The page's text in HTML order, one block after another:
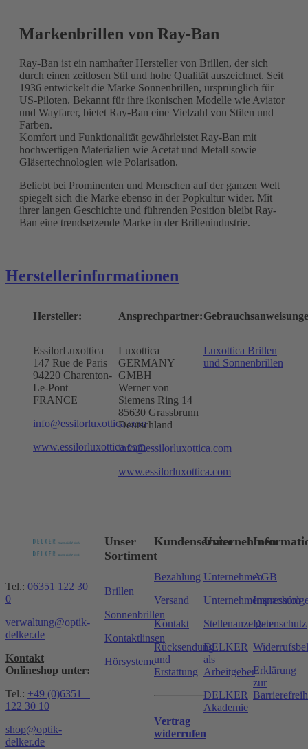
Markenbrillen von Ray-Ban
Ray-Ban ist ein namhafter Hersteller von Brillen, der sich
durch einen zeitlosen Stil und hohe Qualität auszeichnet. Seit
1936 entwickelt die Marke Sonnenbrillen, ursprünglich für
US-Piloten. Bekannt für ihre ikonischen Modelle wie Aviator
und Wayfarer, bietet Ray-Ban eine Vielzahl von Stilen und
Farben.
Komfort und Funktionalität gewährleistet Ray-Ban mit
hochwertigen Materialien wie Acetat und Metall sowie
Gläsertechnologien wie Polarisation.
Beliebt bei Prominenten und Menschen auf der ganzen Welt
spiegelt sich die Marke ebenso in der Popkultur wider. Mit
ihrer langen Geschichte und führenden Position bleibt Ray-
Ban eine trendsetzende Marke in der Brillenindustrie.
Herstellerinformationen
Hersteller:
EssilorLuxottica
147 Rue de Paris
94220 Charenton-
Le-Pont
FRANCE
info@essilorluxottica.com
www.essilorluxottica.com
Ansprechpartner:
Luxottica
GERMANY
GMBH
Werner von
Siemens Ring 14
85630 Grassbrunn
Deutschland
info@essilorluxottica.com
www.essilorluxottica.com
Luxottica Brillen
und Sonnenbrillen
Tel.: 06351 122 30
0
verwaltung@optik-
delker.de
Kontakt
Onlineshop unter:
Tel.: +49 (0)6351 –
122 30 10
shop@optik-
delker.de
Unser
Sortiment
Brillen
Sonnenbrillen
Kontaktlinsen
Hörsysteme
Kundenservice
Bezahlung
Versand
Kontakt
Rücksendung
und
Erstattung
Vertrag
widerrufen
Unternehmen
Unternehmen
Stellenanzeigen
DELKER
als
Arbeitgeber
DELKER
Akademie
AGB
Impressum
Datenschutz
Erklärung
zur